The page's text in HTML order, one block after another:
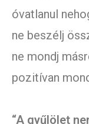
óvatlanul
ne beszélj
ne mondj
pozitívan
“A gyűlölet